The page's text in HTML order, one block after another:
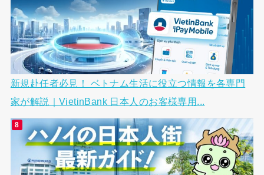
新規赴任者必見！ ベトナム生活に役立つ情報を各専門
家が解説｜VietinBank 日本人のお客様専用...